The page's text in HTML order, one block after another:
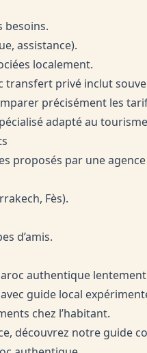
besoins.
assistance).
localement.
transfert privé inclut
précisément les
adapté au
proposés par une
Fès).
d’amis.
authentique
guide local
chez l’habitant.
découvrez notre guide